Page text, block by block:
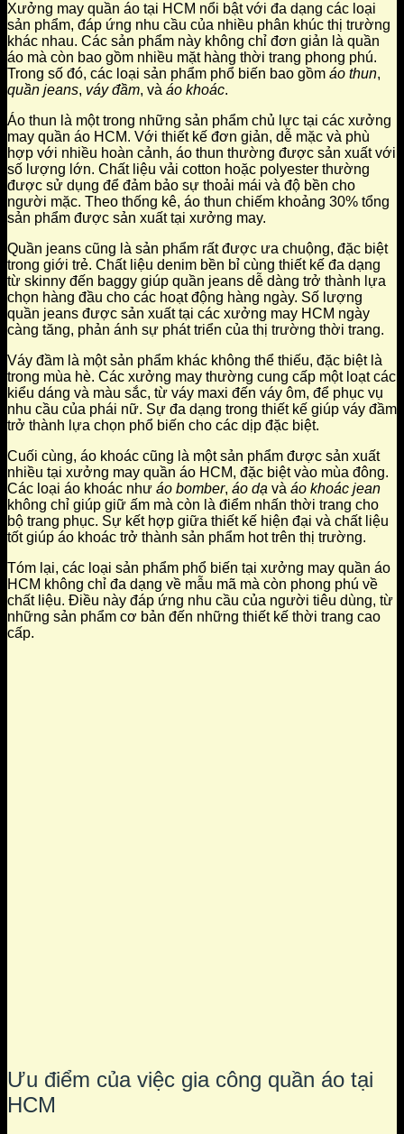
Xưởng may quần áo tại HCM nổi bật với đa dạng các loại
sản phẩm, đáp ứng nhu cầu của nhiều phân khúc thị trường
khác nhau. Các sản phẩm này không chỉ đơn giản là quần
áo mà còn bao gồm nhiều mặt hàng thời trang phong phú.
Trong số đó, các loại sản phẩm phổ biến bao gồm áo thun,
quần jeans, váy đầm, và áo khoác.
Áo thun là một trong những sản phẩm chủ lực tại các xưởng
may quần áo HCM. Với thiết kế đơn giản, dễ mặc và phù
hợp với nhiều hoàn cảnh, áo thun thường được sản xuất với
số lượng lớn. Chất liệu vải cotton hoặc polyester thường
được sử dụng để đảm bảo sự thoải mái và độ bền cho
người mặc. Theo thống kê, áo thun chiếm khoảng 30% tổng
sản phẩm được sản xuất tại xưởng may.
Quần jeans cũng là sản phẩm rất được ưa chuộng, đặc biệt
trong giới trẻ. Chất liệu denim bền bỉ cùng thiết kế đa dạng
từ skinny đến baggy giúp quần jeans dễ dàng trở thành lựa
chọn hàng đầu cho các hoạt động hàng ngày. Số lượng
quần jeans được sản xuất tại các xưởng may HCM ngày
càng tăng, phản ánh sự phát triển của thị trường thời trang.
Váy đầm là một sản phẩm khác không thể thiếu, đặc biệt là
trong mùa hè. Các xưởng may thường cung cấp một loạt các
kiểu dáng và màu sắc, từ váy maxi đến váy ôm, để phục vụ
nhu cầu của phái nữ. Sự đa dạng trong thiết kế giúp váy đầm
trở thành lựa chọn phổ biến cho các dịp đặc biệt.
Cuối cùng, áo khoác cũng là một sản phẩm được sản xuất
nhiều tại xưởng may quần áo HCM, đặc biệt vào mùa đông.
Các loại áo khoác như áo bomber, áo dạ và áo khoác jean
không chỉ giúp giữ ấm mà còn là điểm nhấn thời trang cho
bộ trang phục. Sự kết hợp giữa thiết kế hiện đại và chất liệu
tốt giúp áo khoác trở thành sản phẩm hot trên thị trường.
Tóm lại, các loại sản phẩm phổ biến tại xưởng may quần áo
HCM không chỉ đa dạng về mẫu mã mà còn phong phú về
chất liệu. Điều này đáp ứng nhu cầu của người tiêu dùng, từ
những sản phẩm cơ bản đến những thiết kế thời trang cao
cấp.
Ưu điểm của việc gia công quần áo tại
HCM